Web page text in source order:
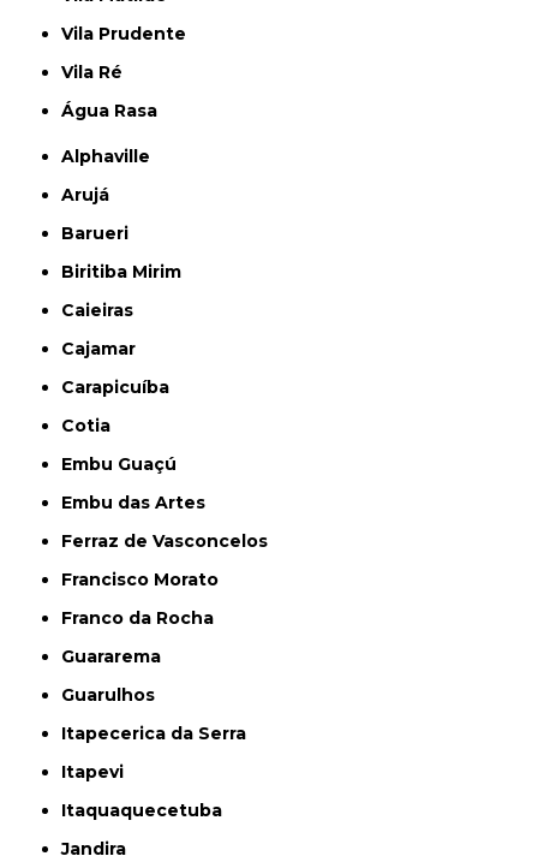
Vila Prudente
Vila Ré
Água Rasa
Alphaville
Arujá
Barueri
Biritiba Mirim
Caieiras
Cajamar
Carapicuíba
Cotia
Embu Guaçú
Embu das Artes
Ferraz de Vasconcelos
Francisco Morato
Franco da Rocha
Guararema
Guarulhos
Itapecerica da Serra
Itapevi
Itaquaquecetuba
Jandira